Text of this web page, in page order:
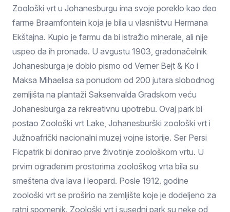
Zoološki vrt u Johanesburgu ima svoje poreklo kao deo
farme Braamfontein koja je bila u vlasništvu Hermana
Ekštajna. Kupio je farmu da bi istražio minerale, ali nije
uspeo da ih pronađe. U avgustu 1903, gradonačelnik
Johanesburga je dobio pismo od Verner Bejt & Ko i
Maksa Mihaelisa sa ponudom od 200 jutara slobodnog
zemljišta na plantaži Saksenvalda Gradskom veću
Johanesburga za rekreativnu upotrebu. Ovaj park bi
postao Zoološki vrt Lake, Johanesburški zoološki vrt i
Južnoafrički nacionalni muzej vojne istorije. Ser Persi
Ficpatrik bi donirao prve životinje zoološkom vrtu. U
prvim ograđenim prostorima zoološkog vrta bila su
smeštena dva lava i leopard. Posle 1912. godine
zoološki vrt se proširio na zemljište koje je dodeljeno za
ratni spomenik. Zoološki vrt i susedni park su neke od